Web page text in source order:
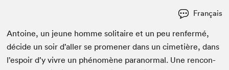
Français
Antoine, un jeune homme soli­taire et un peu ren­fer­mé,
décide un soir d’aller se promen­er dans un cimetière, dans
l’espoir d’y vivre un phénomène para­nor­mal. Une ren­con­